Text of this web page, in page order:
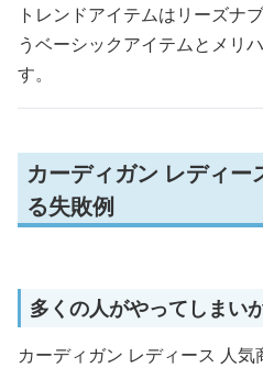
トレンドアイテムはリーズナ
うベーシックアイテムとメリ
す。
カーディガン レディー
る失敗例
多くの人がやってしまい
カーディガン レディース 人